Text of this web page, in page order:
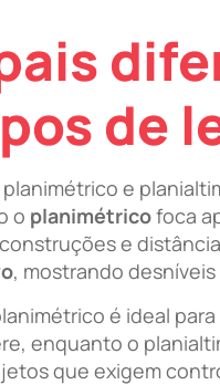
de
e
o planimétricofoca
e
, mostrando
é ideal
enquanto o
que exigem